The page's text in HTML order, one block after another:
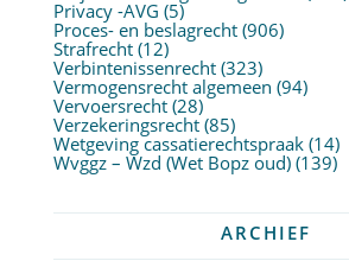
Privacy -AVG (5)
Proces- en beslagrecht(906)
Strafrecht(12)
Verbintenissenrecht(323)
Vermogensrecht algemeen (94)
Vervoersrecht(28)
Verzekeringsrecht(85)
Wetgeving cassatierechtspraak(14)
Wvggz – Wzd (Wet Bopz oud)(139)
ARCHIEF